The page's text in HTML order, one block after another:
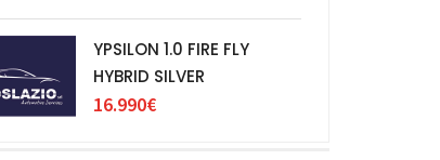
YPSILON 1.0 FIRE FLY
HYBRID SILVER
16.990€